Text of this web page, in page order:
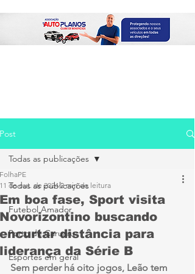
Post
Todas as publicações
Futebol Amador
Porto de Caruaru
Esportes em geral
Todas as publicações
Em boa fase, Sport visita
Novorizontino buscando
encurtar distância para
liderança da Série B
FolhaPE
11 de out. de 2024 2 min de leitura
Sem perder há oito jogos, Leão tem